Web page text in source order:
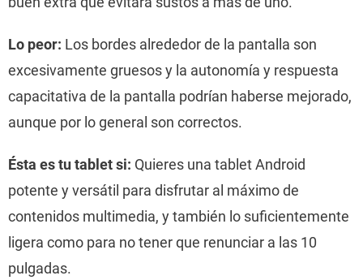
Lo peor: Los bordes alrededor de la pantalla son
excesivamente gruesos y la autonomía y respuesta
capacitativa de la pantalla podrían haberse mejorado,
aunque por lo general son correctos.
Ésta es tu tablet si: Quieres una tablet Android
potente y versátil para disfrutar al máximo de
contenidos multimedia, y también lo suficientemente
ligera como para no tener que renunciar a las 10
pulgadas.